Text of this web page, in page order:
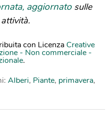
aggiornato sulle
con Licenza Creative
- Non commerciale -
.
Alberi, Piante, primavera,